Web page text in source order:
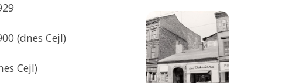
(dnes Cejl)
Cejl)